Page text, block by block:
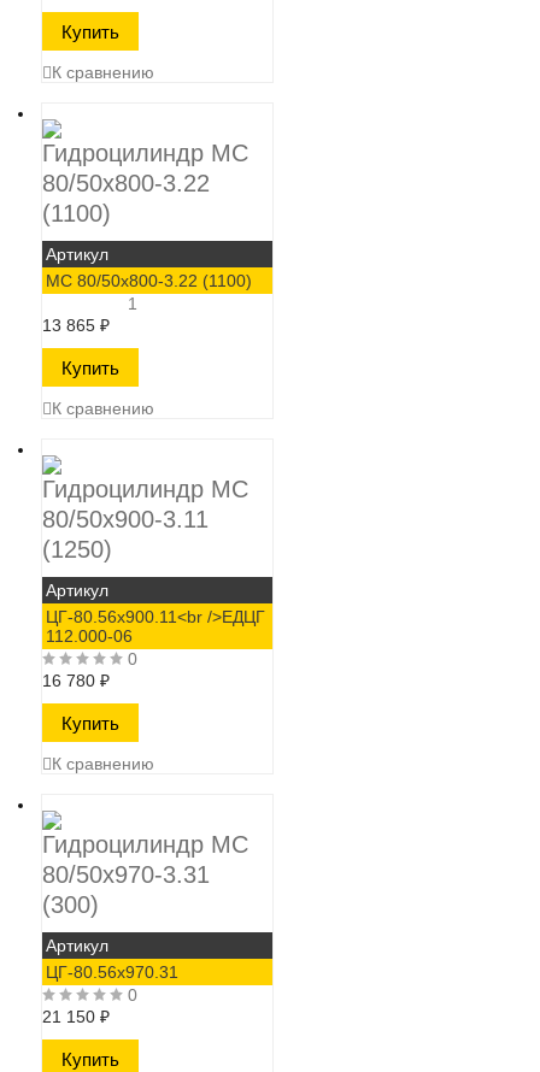
К сравнению
Гидроцилиндр МС
80/50х800-3.22
(1100)
Артикул
МС 80/50х800-3.22 (1100)
1
13 865 ₽
К сравнению
Гидроцилиндр МС
80/50х900-3.11
(1250)
Артикул
ЦГ-80.56х900.11<br />ЕДЦГ
112.000-06
0
16 780 ₽
К сравнению
Гидроцилиндр МС
80/50х970-3.31
(300)
Артикул
ЦГ-80.56х970.31
0
21 150 ₽